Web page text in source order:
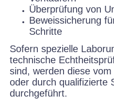
Überprüfung von
Beweissicherung
Schritte
Sofern spezielle
technische
sind, werden diese
oder durch qualifizierte
durchgeführt.